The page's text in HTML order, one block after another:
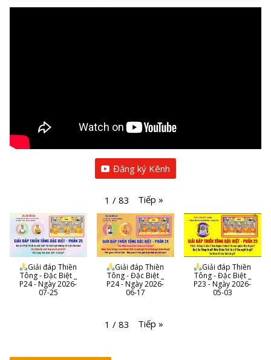
Đăng ký Kênh
1 / 83 Tiếp »
Giải đáp Thiền
Tông - Đặc Biệt _
P24 - Ngày 2026-
07-25
Giải đáp Thiền
Tông - Đặc Biệt _
P24 - Ngày 2026-
06-17
Giải đáp Thiền
Tông - Đặc Biệt _
P23 - Ngày 2026-
05-03
1 / 83 Tiếp »